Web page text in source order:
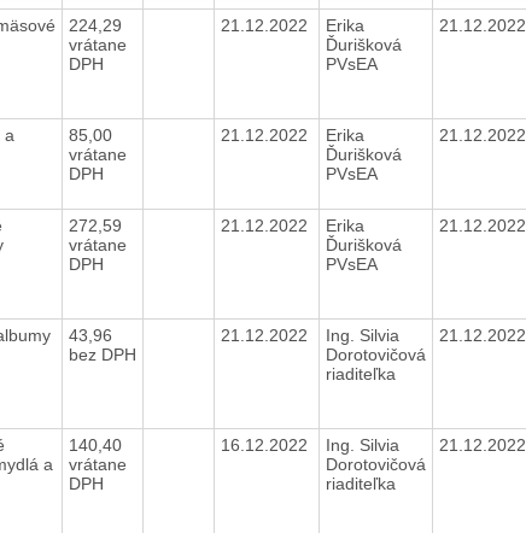
224,29
vrátane
DPH
21.12.2022
Erika
Ďurišková
PVsEA
21.12.2022
a
85,00
vrátane
DPH
21.12.2022
Erika
Ďurišková
PVsEA
21.12.2022
272,59
vrátane
DPH
21.12.2022
Erika
Ďurišková
PVsEA
21.12.2022
43,96
bez DPH
21.12.2022
Ing. Silvia
Dorotovičová
riaditeľka
21.12.2022
a
140,40
vrátane
DPH
16.12.2022
Ing. Silvia
Dorotovičová
riaditeľka
21.12.2022